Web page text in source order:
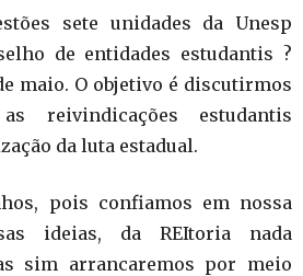
sete unidades da Unesp
de entidades estudantis ?
maio. O objetivo é discutirmos
reivindicações estudantis
da luta estadual.
pois confiamos em nossa
ideias, da REItoria nada
sim arrancaremos por meio